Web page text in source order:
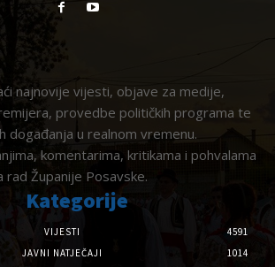
najnovije vijesti, objave za medije,
provedbe političkih programa te
događanja u realnom vremenu.
komentarima, kritikama i pohvalama
rad Županije Posavske.
Kategorije
VIJESTI
4591
JAVNI NATJEČAJI
1014